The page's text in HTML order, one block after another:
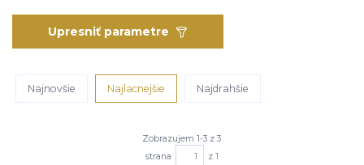
Upresniť parametre
Najnovšie Najlacnejšie Najdrahšie
Zobrazujem 1-3 z 3
strana
z 1